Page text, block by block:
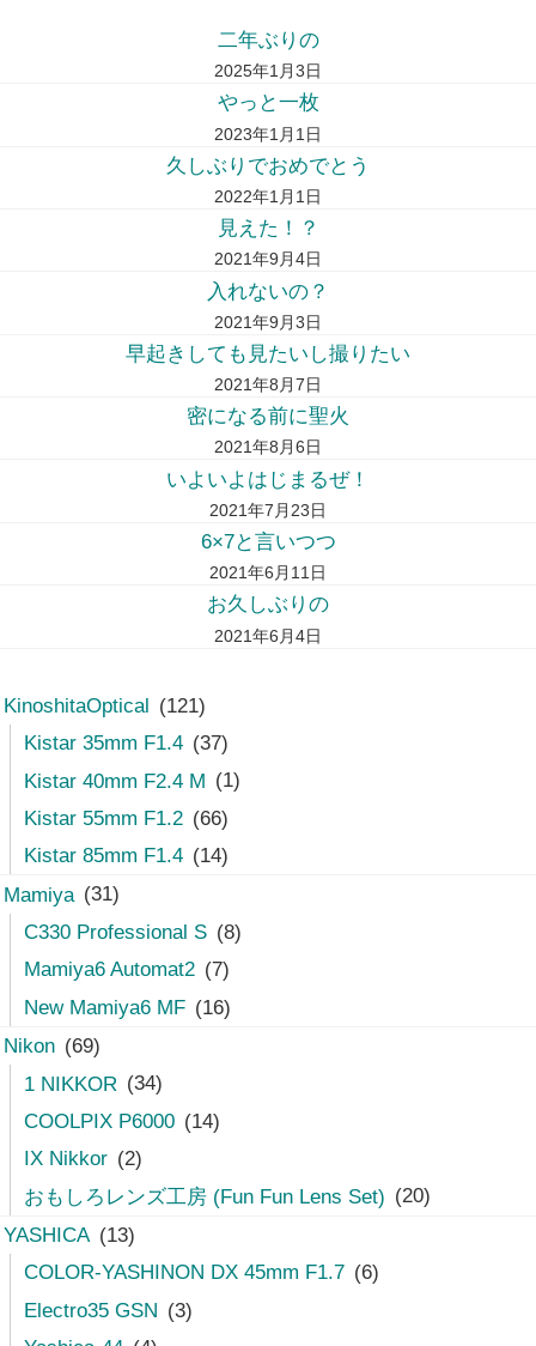
二年ぶりの
2025年1月3日
やっと一枚
2023年1月1日
久しぶりでおめでとう
2022年1月1日
見えた！？
2021年9月4日
入れないの？
2021年9月3日
早起きしても見たいし撮りたい
2021年8月7日
密になる前に聖火
2021年8月6日
いよいよはじまるぜ！
2021年7月23日
6×7と言いつつ
2021年6月11日
お久しぶりの
2021年6月4日
KinoshitaOptical (121)
Kistar 35mm F1.4 (37)
Kistar 40mm F2.4 M (1)
Kistar 55mm F1.2 (66)
Kistar 85mm F1.4 (14)
Mamiya (31)
C330 Professional S (8)
Mamiya6 Automat2 (7)
New Mamiya6 MF (16)
Nikon (69)
1 NIKKOR (34)
COOLPIX P6000 (14)
IX Nikkor (2)
おもしろレンズ工房 (Fun Fun Lens Set) (20)
YASHICA (13)
COLOR-YASHINON DX 45mm F1.7 (6)
Electro35 GSN (3)